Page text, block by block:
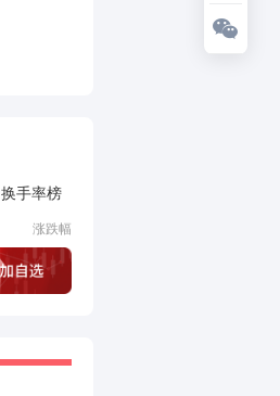
换手率榜
涨跌幅